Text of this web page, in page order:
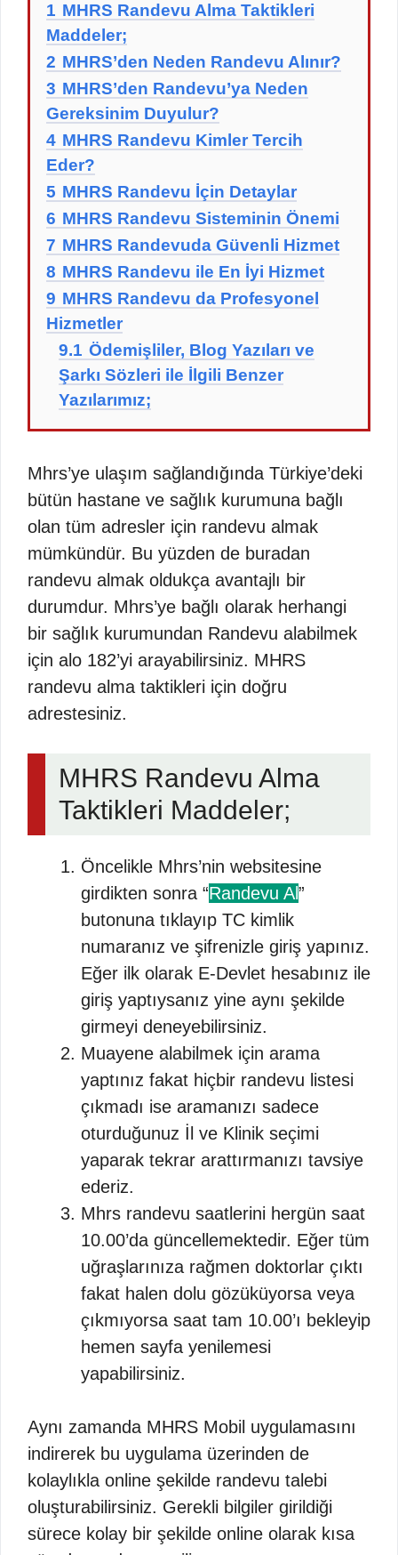
1 MHRS Randevu Alma Taktikleri
Maddeler;
2 MHRS’den Neden Randevu Alınır?
3 MHRS’den Randevu’ya Neden
Gereksinim Duyulur?
4 MHRS Randevu Kimler Tercih
Eder?
5 MHRS Randevu İçin Detaylar
6 MHRS Randevu Sisteminin Önemi
7 MHRS Randevuda Güvenli Hizmet
8 MHRS Randevu ile En İyi Hizmet
9 MHRS Randevu da Profesyonel
Hizmetler
9.1 Ödemişliler, Blog Yazıları ve
Şarkı Sözleri ile İlgili Benzer
Yazılarımız;
Mhrs’ye ulaşım sağlandığında Türkiye’deki
bütün hastane ve sağlık kurumuna bağlı
olan tüm adresler için randevu almak
mümkündür. Bu yüzden de buradan
randevu almak oldukça avantajlı bir
durumdur. Mhrs’ye bağlı olarak herhangi
bir sağlık kurumundan Randevu alabilmek
için alo 182’yi arayabilirsiniz. MHRS
randevu alma taktikleri için doğru
adrestesiniz.
MHRS Randevu Alma
Taktikleri Maddeler;
Öncelikle Mhrs’nin websitesine
girdikten sonra “Randevu Al”
butonuna tıklayıp TC kimlik
numaranız ve şifrenizle giriş yapınız.
Eğer ilk olarak E-Devlet hesabınız ile
giriş yaptıysanız yine aynı şekilde
girmeyi deneyebilirsiniz.
Muayene alabilmek için arama
yaptınız fakat hiçbir randevu listesi
çıkmadı ise aramanızı sadece
oturduğunuz İl ve Klinik seçimi
yaparak tekrar arattırmanızı tavsiye
ederiz.
Mhrs randevu saatlerini hergün saat
10.00’da güncellemektedir. Eğer tüm
uğraşlarınıza rağmen doktorlar çıktı
fakat halen dolu gözüküyorsa veya
çıkmıyorsa saat tam 10.00’ı bekleyip
hemen sayfa yenilemesi
yapabilirsiniz.
Aynı zamanda MHRS Mobil uygulamasını
indirerek bu uygulama üzerinden de
kolaylıkla online şekilde randevu talebi
oluşturabilirsiniz. Gerekli bilgiler girildiği
sürece kolay bir şekilde online olarak kısa